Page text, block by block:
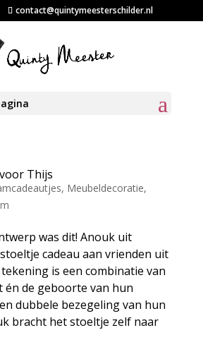
contact@quintymeesterschilder.nl
Thijs
, Meubeldecoratie,
was dit! Anouk uit
cadeau aan vrienden uit
is een combinatie van
de geboorte van hun
dubbele bezegeling van hun
bracht het stoeltje zelf naar